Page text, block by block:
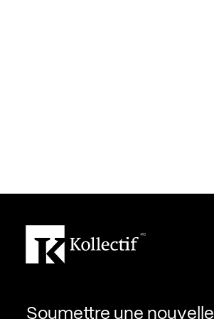
Soumettre une nouvelle